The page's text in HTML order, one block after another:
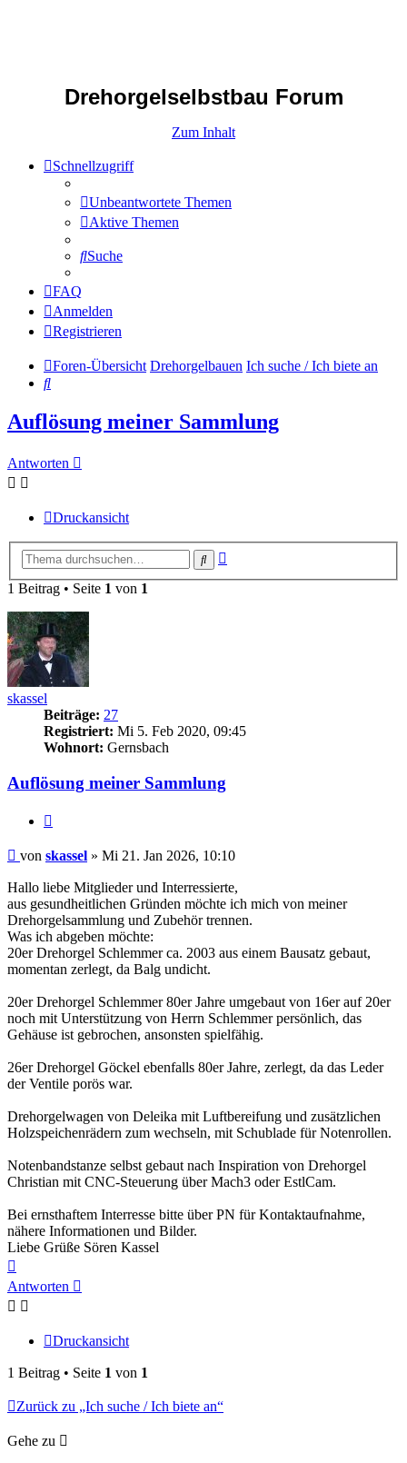
Drehorgelselbstbau Forum
Zum Inhalt
Schnellzugriff
Unbeantwortete Themen
Aktive Themen
Suche
FAQ
Anmelden
Registrieren
Foren-Übersicht Drehorgelbauen Ich suche / Ich biete an
Suche
Auflösung meiner Sammlung
Antworten
Druckansicht
Suche
1 Beitrag • Seite 1 von 1
skassel
Beiträge: 27
Registriert: Mi 5. Feb 2020, 09:45
Wohnort: Gernsbach
Auflösung meiner Sammlung
Beitrag
von skassel » Mi 21. Jan 2026, 10:10
Hallo liebe Mitglieder und Interressierte,
aus gesundheitlichen Gründen möchte ich mich von meiner
Drehorgelsammlung und Zubehör trennen.
Was ich abgeben möchte:
20er Drehorgel Schlemmer ca. 2003 aus einem Bausatz gebaut,
momentan zerlegt, da Balg undicht.
20er Drehorgel Schlemmer 80er Jahre umgebaut von 16er auf 20er
noch mit Unterstützung von Herrn Schlemmer persönlich, das
Gehäuse ist gebrochen, ansonsten spielfähig.
26er Drehorgel Göckel ebenfalls 80er Jahre, zerlegt, da das Leder
der Ventile porös war.
Drehorgelwagen von Deleika mit Luftbereifung und zusätzlichen
Holzspeichenrädern zum wechseln, mit Schublade für Notenrollen.
Notenbandstanze selbst gebaut nach Inspiration von Drehorgel
Christian mit CNC-Steuerung über Mach3 oder EstlCam.
Bei ernsthaftem Interresse bitte über PN für Kontaktaufnahme,
nähere Informationen und Bilder.
Liebe Grüße Sören Kassel
oben
Antworten
Druckansicht
1 Beitrag • Seite 1 von 1
Zurück zu „Ich suche / Ich biete an“
Gehe zu